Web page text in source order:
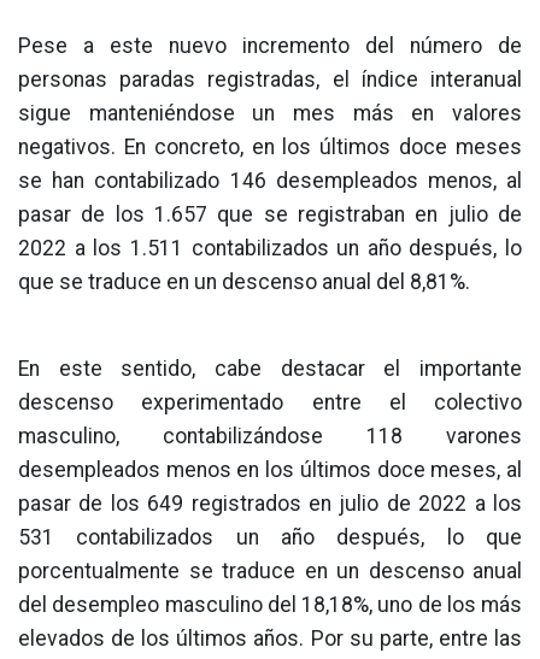
Pese a este nuevo incremento del número de
personas paradas registradas, el índice interanual
sigue manteniéndose un mes más en valores
negativos. En concreto, en los últimos doce meses
se han contabilizado 146 desempleados menos, al
pasar de los 1.657 que se registraban en julio de
2022 a los 1.511 contabilizados un año después, lo
que se traduce en un descenso anual del 8,81%.
En este sentido, cabe destacar el importante
descenso experimentado entre el colectivo
masculino, contabilizándose 118 varones
desempleados menos en los últimos doce meses, al
pasar de los 649 registrados en julio de 2022 a los
531 contabilizados un año después, lo que
porcentualmente se traduce en un descenso anual
del desempleo masculino del 18,18%, uno de los más
elevados de los últimos años. Por su parte, entre las